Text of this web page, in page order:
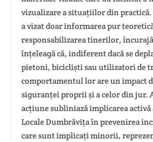
vizualizare a situațiilor din practică.
a vizat doar informarea pur
responsabilizarea tinerilor,
înțeleagă că, indiferent dacă se
pietoni, bicicliști sau utilizatori de
comportamentul lor are un impact
siguranței proprii și a celor din jur.
acțiune subliniază implicarea
Locale Dumbrăvița în prevenirea
care sunt implicați minorii,